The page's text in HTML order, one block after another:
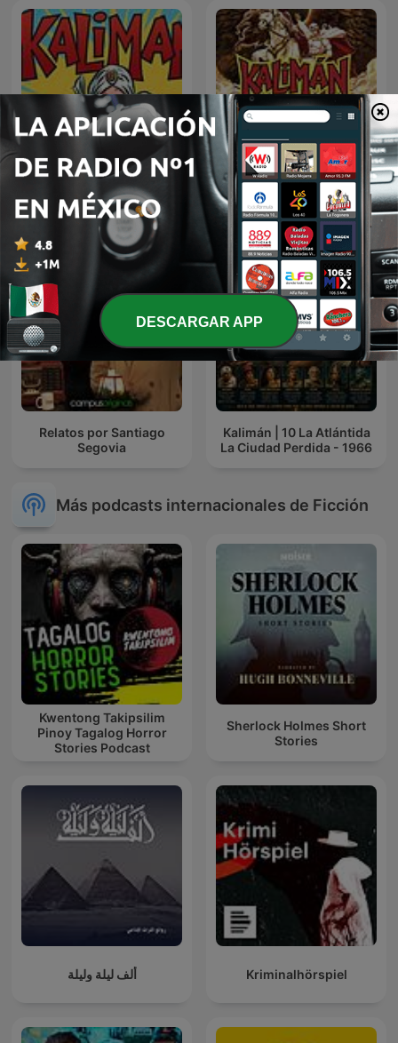
kaliman
Kalimán | 01 Los
Profanadores de Tumbas
-1963
Relatos por Santiago
Segovia
Kalimán | 10 La Atlántida
La Ciudad Perdida - 1966
Más podcasts internacionales de Ficción
Kwentong Takipsilim
Pinoy Tagalog Horror
Stories Podcast
Sherlock Holmes Short
Stories
ألف ليلة وليلة Kriminalhörspiel
DESCARGAR APP